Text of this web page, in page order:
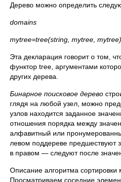
Дерево можно определить
domains
mytree=tree(string, mytree,
Эта декларация говорит о том,
функтор tree, аргументами
других дерева.
Бинарное поисковое дерево
глядя на любой узел, можно
узлов находится заданное
отношения порядка между
алфавитный или
левом поддереве предшествуют
в правом — следуют после
Описание алгоритма сортировки
Просматриваем соседние